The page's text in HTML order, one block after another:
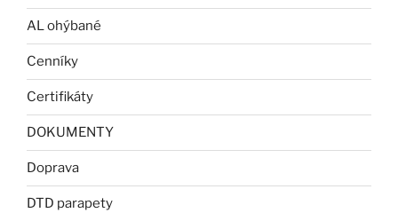
AL ohýbané
Cenníky
Certifikáty
DOKUMENTY
Doprava
DTD parapety